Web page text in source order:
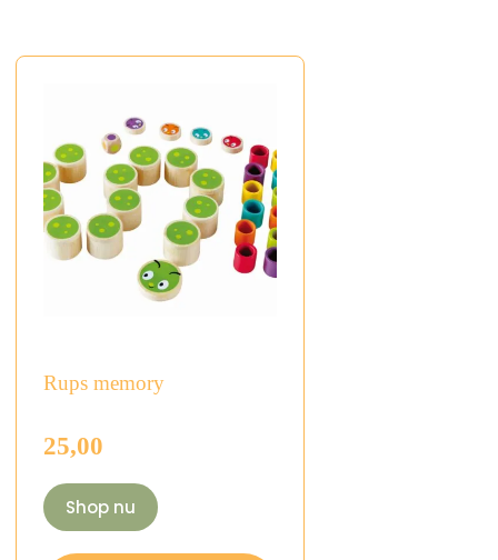
Rups memory
25,00
Shop nu